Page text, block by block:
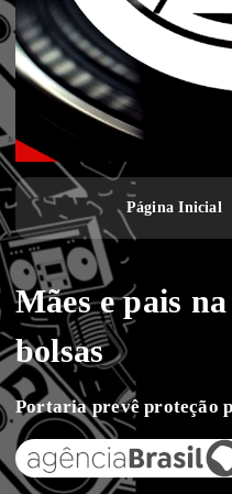
Página Inicial
Mães e pais
bolsas
Portaria prevê proteção